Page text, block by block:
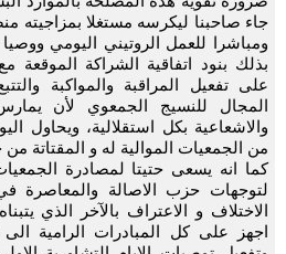
جاء صاحبنا ليكرسه مستغلا بمزاجيته
ومباشرا للعمل الروتيني اليومي
بذلك بنود اتفاقية الشراكة الموقعة
على تفعيل المراقبة والمواكبة
المجال للنسيج الجمعوي لأن يمارس
والاشعاعية بكل استقلالية، ويحاول
من الجمعيات الموالية له و
كما انه يسعى حتيتا لمصادرة
لتوجهات حزب الاصالة
الاختلاف و الاعتراف بالآخر الذي
اجهز على كل المبادرات الرامية